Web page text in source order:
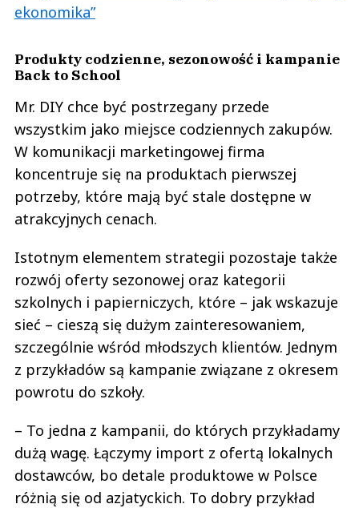
ekonomika”
Produkty codzienne, sezonowość i kampanie
Back to School
Mr. DIY chce być postrzegany przede
wszystkim jako miejsce codziennych zakupów.
W komunikacji marketingowej firma
koncentruje się na produktach pierwszej
potrzeby, które mają być stale dostępne w
atrakcyjnych cenach.
Istotnym elementem strategii pozostaje także
rozwój oferty sezonowej oraz kategorii
szkolnych i papierniczych, które – jak wskazuje
sieć – cieszą się dużym zainteresowaniem,
szczególnie wśród młodszych klientów. Jednym
z przykładów są kampanie związane z okresem
powrotu do szkoły.
– To jedna z kampanii, do których przykładamy
dużą wagę. Łączymy import z ofertą lokalnych
dostawców, bo detale produktowe w Polsce
różnią się od azjatyckich. To dobry przykład